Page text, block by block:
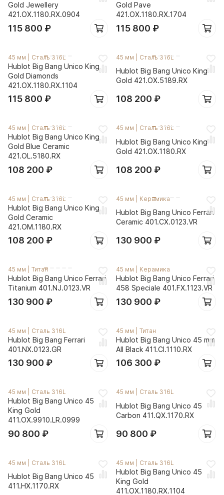
Gold Jewellery
421.OX.1180.RX.0904
115 800 ₽
Gold Pave
421.OX.1180.RX.1704
115 800 ₽
45 мм Сталь 316L
Hublot Big Bang Unico King
Gold Diamonds
421.OX.1180.RX.1104
115 800 ₽
45 мм Сталь 316L
Hublot Big Bang Unico King
Gold 421.OX.5189.RX
108 200 ₽
45 мм Сталь 316L
Hublot Big Bang Unico King
Gold Blue Ceramic
421.OL.5180.RX
108 200 ₽
45 мм Сталь 316L
Hublot Big Bang Unico King
Gold 421.OX.1180.RX
108 200 ₽
45 мм Сталь 316L
Hublot Big Bang Unico King
Gold Ceramic
421.OM.1180.RX
108 200 ₽
45 мм Керамика
Hublot Big Bang Unico Ferrari
Ceramic 401.CX.0123.VR
130 900 ₽
45 мм Титан
Hublot Big Bang Unico Ferrari
Titanium 401.NJ.0123.VR
130 900 ₽
45 мм Керамика
Hublot Big Bang Unico Ferrari
458 Speciale 401.FX.1123.VR
130 900 ₽
45 мм Сталь 316L
Hublot Big Bang Ferrari
401.NX.0123.GR
130 900 ₽
45 мм Титан
Hublot Big Bang Unico 45 mm
All Black 411.CI.1110.RX
106 300 ₽
45 мм Сталь 316L
Hublot Big Bang Unico 45
King Gold
411.OX.9910.LR.0999
90 800 ₽
45 мм Сталь 316L
Hublot Big Bang Unico 45
Carbon 411.QX.1170.RX
90 800 ₽
45 мм Сталь 316L
Hublot Big Bang Unico 45
411.HX.1170.RX
45 мм Сталь 316L
Hublot Big Bang Unico 45
King Gold
411.OX.1180.RX.1104